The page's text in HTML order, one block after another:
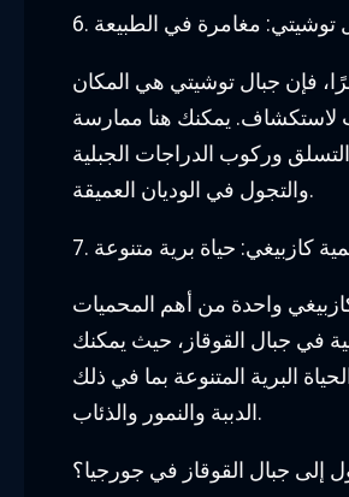
توشيتي: مغامرة في الطبيعة
فإن جبال توشيتي هي المكان
لاستكشاف. يمكنك هنا ممارسة
وركوب الدراجات الجبلية
والتجول في الوديان العميقة.
كازبيغي: حياة برية متنوعة
واحدة من أهم المحميات
في جبال القوقاز، حيث يمكنك
البرية المتنوعة بما في ذلك
الدببة والنمور والذئاب.
إلى جبال القوقاز في جورجيا؟